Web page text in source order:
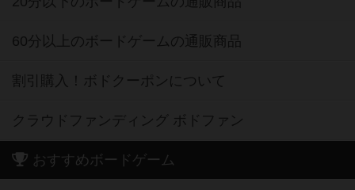
60分以上のボードゲームの通販商品
割引購入！ボドクーポンについて
クラウドファンディング ボドファン
おすすめボードゲーム